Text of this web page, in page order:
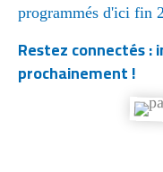
programmés d'ici fin
Restez connectés
prochainement !